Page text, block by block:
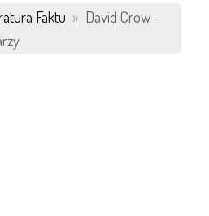
Faktu » David Crow -